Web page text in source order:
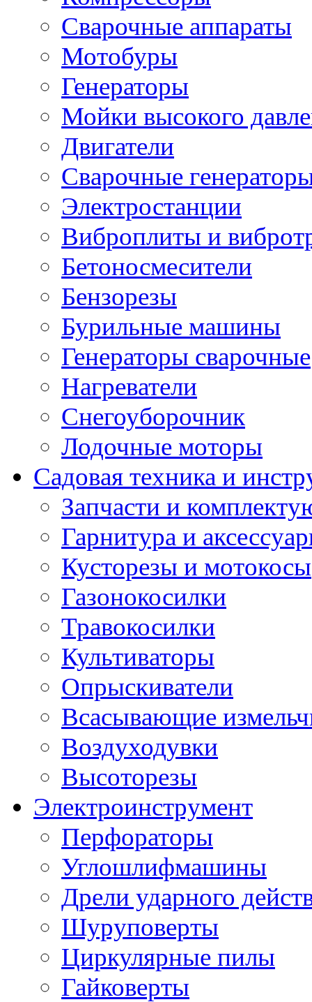
Сварочные аппараты
Мотобуры
Генераторы
Мойки высокого
Двигатели
Сварочные
Электростанции
Виброплиты и
Бетоносмесители
Бензорезы
Бурильные машины
Генераторы сварочные
Нагреватели
Снегоуборочник
Лодочные моторы
Садовая техника и
Запчасти и
Гарнитура и
Кусторезы и мотокосы
Газонокосилки
Травокосилки
Культиваторы
Опрыскиватели
Всасывающие
Воздуходувки
Высоторезы
Электроинструмент
Перфораторы
Углошлифмашины
Дрели ударного
Шуруповерты
Циркулярные пилы
Гайковерты